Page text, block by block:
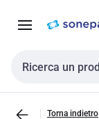
navigazione alla
Cerca input
Torna indietro